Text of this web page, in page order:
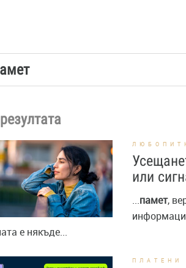
или
...памет,
е някъде...
ПЛАТЕНИ